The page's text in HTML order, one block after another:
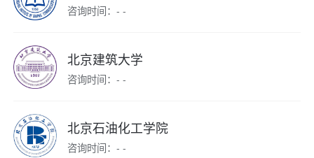
咨询时间：- -
北京建筑大学
咨询时间：- -
北京石油化工学院
咨询时间：- -